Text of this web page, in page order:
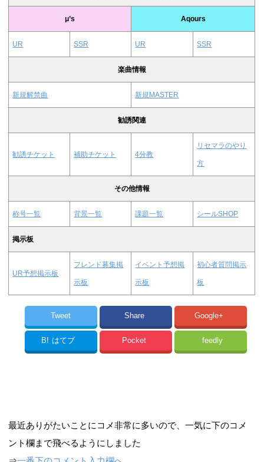
μ’s Aqours
UR SSR UR SSR
楽曲情報
新規解禁曲 新規MASTER
勧誘関連
勧誘チケット 補助チケット 4分教
リセマラのやり
方
その他情報
称号一覧 背景一覧 課題一覧 シールSHOP
掲示板
UR予想掲示板
フレンド募集掲
示板
イベント予想掲
示板
初心者質問掲示
板
Tweet Share Google+
B! はてブ Pocket feedly
最近ありがたいことにコメ非常に多いので、一気に下のコメ
ント欄まで飛べるようにしました